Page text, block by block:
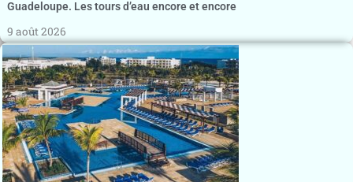
Guadeloupe. Les tours d’eau encore et encore
9 août 2026